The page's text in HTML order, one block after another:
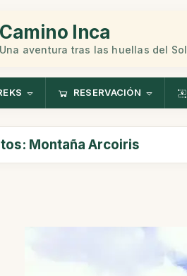
Camino Inca
Una aventura tras las huellas del Sol
RESERVACIÓN
Montaña Arcoiris